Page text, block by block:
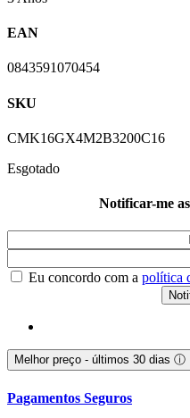
EAN
0843591070454
SKU
CMK16GX4M2B3200C16
Esgotado
Notificar-me
Eu concordo com a política
Melhor preço - últimos 30 dias ⓘ
Pagamentos Seguros